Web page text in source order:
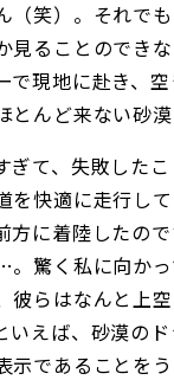
（笑）。それで
見ることのでき
で現地に赴き、
とんど来ない砂
ぎて、失敗した
を快適に走行し
方に着陸したの
驚く私に向かっ
彼らはなんと上
いえば、砂漠の
示であることを